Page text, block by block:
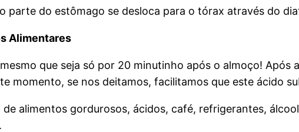
parte do estômago se desloca para o tórax através do
Alimentares
que seja só por 20 minutinho após o almoço!
momento, se nos deitamos, facilitamos que este ácido
de alimentos gordurosos, ácidos, café, refrigerantes,